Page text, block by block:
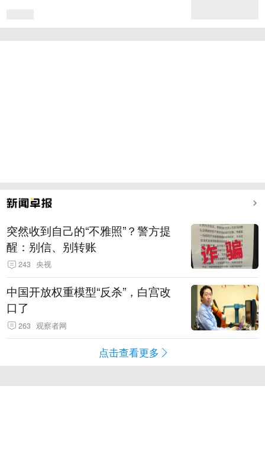
突然收到自己的“不雅照”？警方提
醒：别信、别转账
243 央视
中国开放权重模型“反杀”，白宫改
口了
263 观察者网
点击查看更多